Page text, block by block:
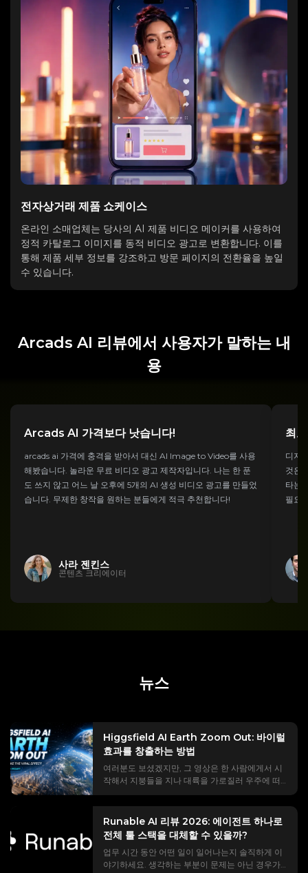
전자상거래 제품 쇼케이스
온라인 소매업체는 당사의 AI 제품 비디오 메이커를 사용하여
정적 카탈로그 이미지를 동적 비디오 광고로 변환합니다. 이를
통해 제품 세부 정보를 강조하고 방문 페이지의 전환율을 높일
수 있습니다.
Arcads AI 리뷰에서 사용자가 말하는 내
용
Arcads AI 가격보다 낫습니다!
arcads ai 가격에 충격을 받아서 대신 AI Image to Video를 사용
해봤습니다. 놀라운 무료 비디오 광고 제작자입니다. 나는 한 푼
도 쓰지 않고 어느 날 오후에 5개의 AI 생성 비디오 광고를 만들었
습니다. 무제한 창작을 원하는 분들에게 적극 추천합니다!
사라 젠킨스
콘텐츠 크리에이터
최
디지
것은
타는
필요
뉴스
Higgsfield AI Earth Zoom Out: 바이럴
효과를 창출하는 방법
여러분도 보셨겠지만, 그 영상은 한 사람에게서 시
작해서 지붕들을 지나 대륙을 가로질러 우주에 떠
니다. #EarthZoomOut 트렌드는 10억 회 이상의
조회수를 기록했으며, 그 대부분은 Higgsfield AI를
사용하여 제작되었습니다. 하지만 실제로 사용해
보셨다면, 모든 튜토리얼에서 건너뛰는 부분들을
경험했을 가능성이 높습니다. 편집 도중에 나타나
는 유료 결제 화면, 실제 확대/축소 대신 이상한 크
Runable AI 리뷰 2026: 에이전트 하나로
전체 툴 스택을 대체할 수 있을까?
업무 시간 동안 어떤 일이 일어나는지 솔직하게 이
야기하세요. 생각하는 부분이 문제는 아닌 경우가